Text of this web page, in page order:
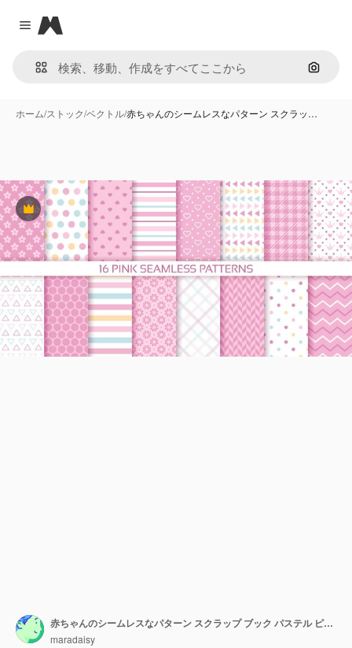
Close menu
Magnific
画像で
ホーム/ストック/ベクトル/赤ちゃんのシームレスなパターン スクラッ…
Premium
赤ちゃんのシームレスなパターン スクラップ ブック パステル ピンクの背景ベクトル イラスト
maradaisy